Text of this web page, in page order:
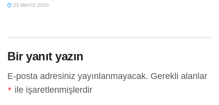
23 MAYIS 2020
Bir yanıt yazın
E-posta adresiniz yayınlanmayacak. Gerekli alanlar
* ile işaretlenmişlerdir